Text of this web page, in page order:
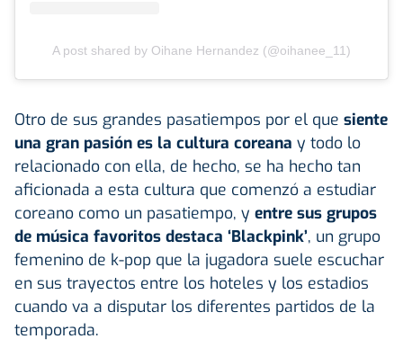
A post shared by Oihane Hernandez (@oihanee_11)
Otro de sus grandes pasatiempos por el que siente
una gran pasión es la cultura coreana y todo lo
relacionado con ella, de hecho, se ha hecho tan
aficionada a esta cultura que comenzó a estudiar
coreano como un pasatiempo, y entre sus grupos
de música favoritos destaca ‘Blackpink’, un grupo
femenino de k-pop que la jugadora suele escuchar
en sus trayectos entre los hoteles y los estadios
cuando va a disputar los diferentes partidos de la
temporada.